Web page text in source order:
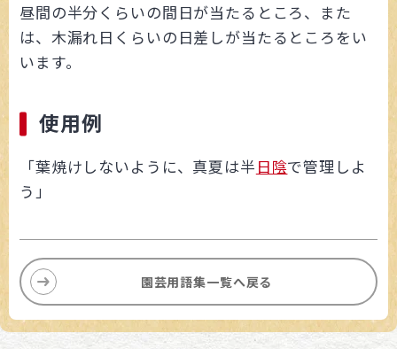
昼間の半分くらいの間日が当たるところ、また
は、木漏れ日くらいの日差しが当たるところをい
います。
使用例
「葉焼けしないように、真夏は半 日陰で管理しよ
う」
園芸用語集一覧へ戻る